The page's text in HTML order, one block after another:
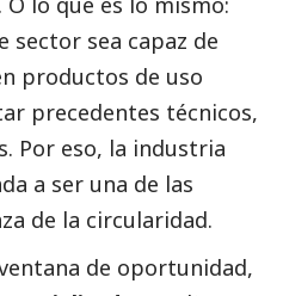
sector sea capaz de
productos de uso
precedentes técnicos,
Por eso, la industria
a ser una de las
de la circularidad.
de oportunidad,